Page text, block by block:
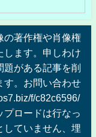
の著作権や肖像権
します。申しわけ
がある記事を削
す。お問い合わせ
f/c82c6596/
プロードは行なっ
していません、埋